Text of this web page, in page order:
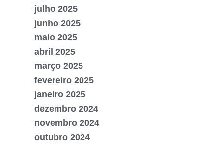
julho 2025
junho 2025
maio 2025
abril 2025
março 2025
fevereiro 2025
janeiro 2025
dezembro 2024
novembro 2024
outubro 2024